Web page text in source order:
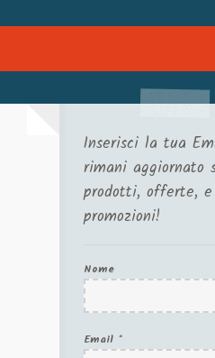
Inserisci la tua
rimani aggiornato
prodotti, offerte, e
promozioni!
Nome
Email *